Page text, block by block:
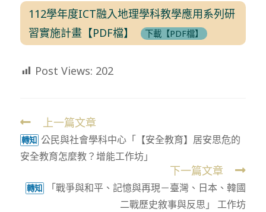
112學年度ICT融入地理學科教學應用系列研
習實施計畫【PDF檔】
下載【PDF檔】
Post Views: 202
Read
more
articles
上一篇文章
轉知 公民與社會學科中心「【安全教育】居安思危的
安全教育怎麼教？增能工作坊」
下一篇文章
轉知
「戰爭與和平、記憶與再現－臺灣、日本、韓國
二戰歷史敘事與反思」 工作坊